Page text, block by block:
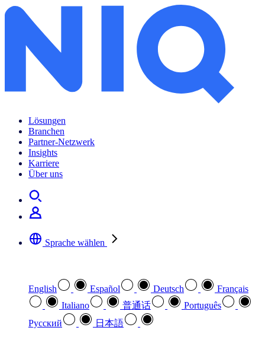
Lösungen
Branchen
Partner-Netzwerk
Insights
Karriere
Über uns
Sprache wählen
English Español Deutsch
Français
Italiano
普通话
Português
Pусский
日本語